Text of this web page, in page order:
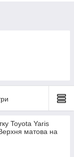
Toyota Yaris
матова на